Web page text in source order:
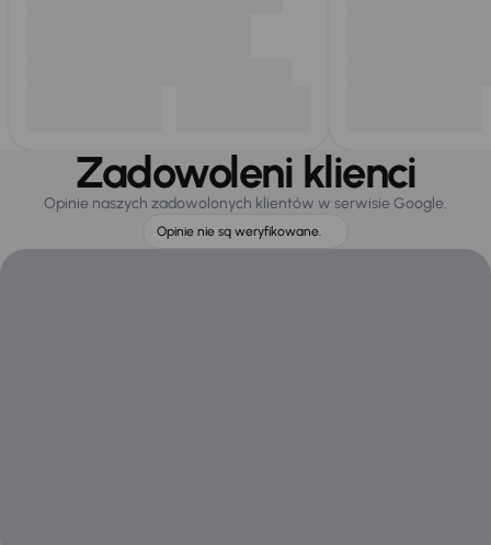
Zadowoleni klienci
Opinie naszych zadowolonych klientów w serwisie Google.
Opinie nie są weryfikowane.